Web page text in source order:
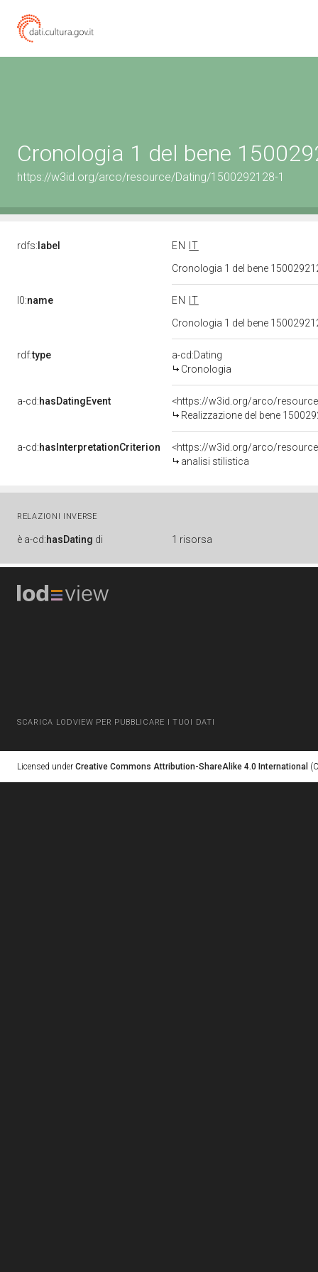
Cronologia 1 del bene
https://w3id.org/arco/resource/Dating/1500292128-1
rdfs: label EN
IT
Cronologia 1 del bene
l0:name EN
IT
Cronologia 1 del bene
rdf:type
a-cd:Dating
Cronologia
a-cd:hasDatingEvent
<https://w3id.org/arco/
Realizzazione del bene
a-cd:hasInterpretationCriterion
<https://w3id.org/arco/
analisi stilistica
RELAZIONI INVERSE
è a-cd:hasDating di 1 risorsa
SCARICA LODVIEW PER PUBBLICARE I TUOI DATI
Licensed under Creative Commons Attribution-ShareAlike 4.0 International